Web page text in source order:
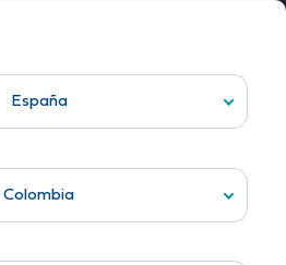
España
Colombia